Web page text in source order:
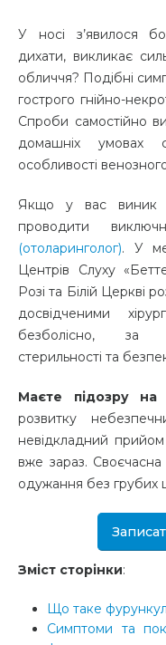
У носі з’явилося
дихати, викликає
обличчя? Подібні
гострого гнійно-
Спроби самостійно
домашніх умовах
особливості
Якщо у вас виник
проводити
(отоларинголог). У
Центрів Слуху
Розі та Білій Церкві
досвідченими
безболісно, за
стерильності та
Маєте підозру на
розвитку
невідкладний
вже зараз.
одужання без грубих
Зміст сторінки:
Що таке фурункул
Симптоми та